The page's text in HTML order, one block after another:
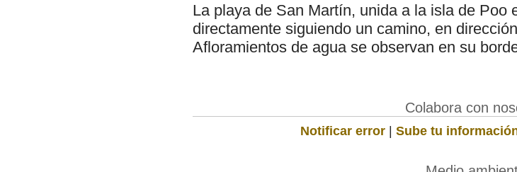
La playa de San Martín, unida a la isla de Poo
directamente siguiendo un camino, en
Afloramientos de agua se observan en su
Colabora con
Notificar error | Sube tu